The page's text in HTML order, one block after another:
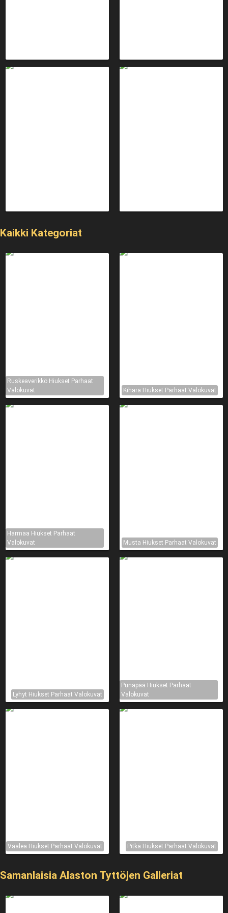
Kaikki Kategoriat
Ruskeaverikkö Hiukset Parhaat
Valokuvat
Kihara Hiukset Parhaat Valokuvat
Harmaa Hiukset Parhaat
Valokuvat
Musta Hiukset Parhaat Valokuvat
Lyhyt Hiukset Parhaat Valokuvat
Punapää Hiukset Parhaat
Valokuvat
Vaalea Hiukset Parhaat Valokuvat Pitkä Hiukset Parhaat Valokuvat
Samanlaisia ​​Alaston Tyttöjen Galleriat